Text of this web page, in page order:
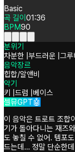
Basic
곡 길이 01:36
BPM90
분위기
차분한 부드러운 그루
음악장르
힙합/알앤비
악기
키 드럼
베이스
셀뮤GPT🤖
이 음악은 트로트 조합
기가 돌아다니는 재즈
도 놓칠 수 없어. 템포
드는데... 정말 단순한